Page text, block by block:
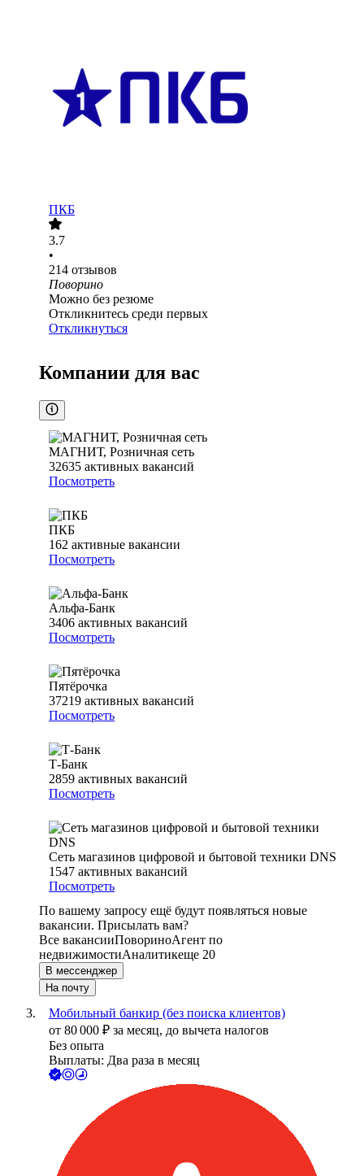
ПКБ
3.7
•
214 отзывов
Поворино
Можно без резюме
Откликнитесь среди первых
Откликнуться
Компании для вас
МАГНИТ, Розничная сеть
32635 активных вакансий
Посмотреть
ПКБ
162 активные вакансии
Посмотреть
Альфа-Банк
3406 активных вакансий
Посмотреть
Пятёрочка
37219 активных вакансий
Посмотреть
Т-Банк
2859 активных вакансий
Посмотреть
Сеть магазинов цифровой и бытовой техники DNS
1547 активных вакансий
Посмотреть
По вашему запросу ещё будут появляться новые
вакансии. Присылать вам?
Все вакансииПовориноАгент по
недвижимостиАналитикеще 20
В мессенджер
На почту
Мобильный банкир (без поиска клиентов)
от 80 000 ₽ за месяц, до вычета налогов
Без опыта
Выплаты: Два раза в месяц